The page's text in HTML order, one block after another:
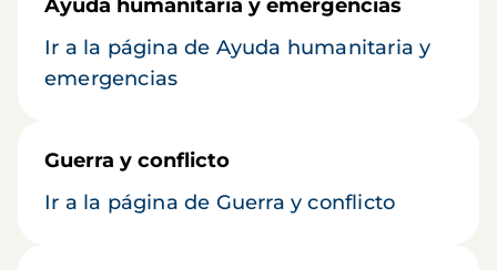
Ayuda humanitaria y emergencias
Ir a la página de Ayuda humanitaria y
emergencias
Guerra y conflicto
Ir a la página de Guerra y conflicto